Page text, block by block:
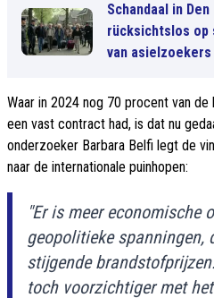
Schandaal in
rücksichtslos op
van asielzoekers
Waar in 2024 nog 70 procent van de
een vast contract had, is dat nu
onderzoeker Barbara Belfi legt de
naar de internationale puinhopen:
"Er is meer economische
geopolitieke spanningen,
stijgende
toch voorzichtiger met